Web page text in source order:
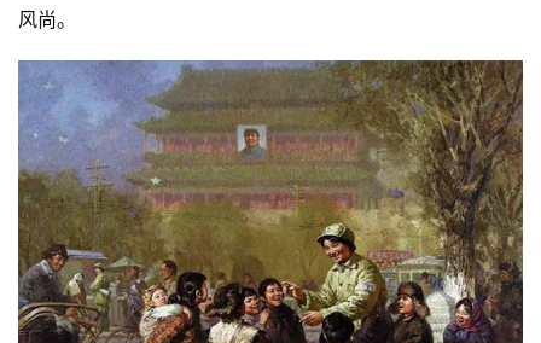
首
艺
坛
快
讯
书
法
征
风尚。